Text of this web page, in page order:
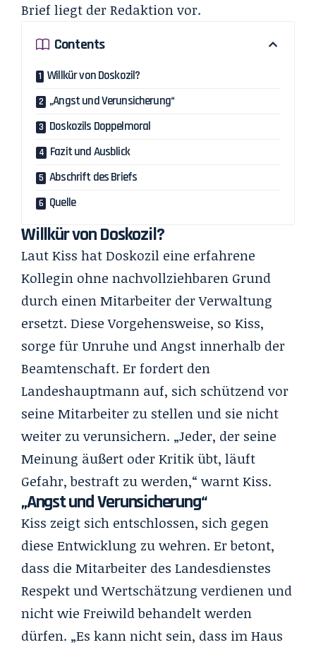
Brief liegt der Redaktion vor.
Contents
Willkür von Doskozil?
„Angst und Verunsicherung“
Doskozils Doppelmoral
Fazit und Ausblick
Abschrift des Briefs
Quelle
Willkür von Doskozil?
Laut Kiss hat Doskozil eine erfahrene
Kollegin ohne nachvollziehbaren Grund
durch einen Mitarbeiter der Verwaltung
ersetzt. Diese Vorgehensweise, so Kiss,
sorge für Unruhe und Angst innerhalb der
Beamtenschaft. Er fordert den
Landeshauptmann auf, sich schützend vor
seine Mitarbeiter zu stellen und sie nicht
weiter zu verunsichern. „Jeder, der seine
Meinung äußert oder Kritik übt, läuft
Gefahr, bestraft zu werden,“ warnt Kiss.
„Angst und Verunsicherung“
Kiss zeigt sich entschlossen, sich gegen
diese Entwicklung zu wehren. Er betont,
dass die Mitarbeiter des Landesdienstes
Respekt und Wertschätzung verdienen und
nicht wie Freiwild behandelt werden
dürfen. „Es kann nicht sein, dass im Haus